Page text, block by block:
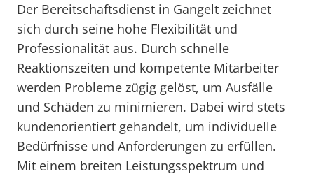
Der Bereitschaftsdienst in Gangelt zeichnet
sich durch seine hohe Flexibilität und
Professionalität aus. Durch schnelle
Reaktionszeiten und kompetente Mitarbeiter
werden Probleme zügig gelöst, um Ausfälle
und Schäden zu minimieren. Dabei wird stets
kundenorientiert gehandelt, um individuelle
Bedürfnisse und Anforderungen zu erfüllen.
Mit einem breiten Leistungsspektrum und